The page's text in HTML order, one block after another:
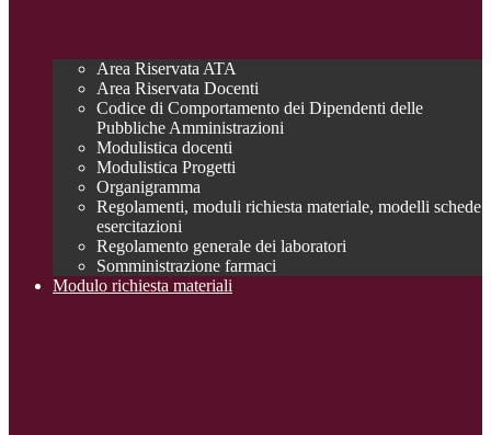
Area Riservata ATA
Area Riservata Docenti
Codice di Comportamento dei Dipendenti delle
Pubbliche Amministrazioni
Modulistica docenti
Modulistica Progetti
Organigramma
Regolamenti, moduli richiesta materiale, modelli schede
esercitazioni
Regolamento generale dei laboratori
Somministrazione farmaci
Modulo richiesta materiali